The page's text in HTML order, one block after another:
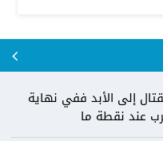
إلى الأبد ففي نهاية
عند نقطة ما